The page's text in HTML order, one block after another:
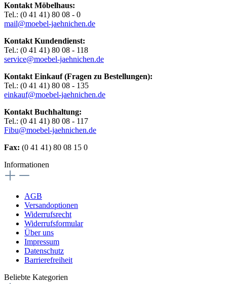
Kontakt Möbelhaus:
Tel.: (0 41 41) 80 08 - 0
mail@moebel-jaehnichen.de
Kontakt Kundendienst:
Tel.: (0 41 41) 80 08 - 118
service@moebel-jaehnichen.de
Kontakt Einkauf (Fragen zu Bestellungen):
Tel.: (0 41 41) 80 08 - 135
einkauf@moebel-jaehnichen.de
Kontakt Buchhaltung:
Tel.: (0 41 41) 80 08 - 117
Fibu@moebel-jaehnichen.de
Fax: (0 41 41) 80 08 15 0
Informationen
AGB
Versandoptionen
Widerrufsrecht
Widerrufsformular
Über uns
Impressum
Datenschutz
Barrierefreiheit
Beliebte Kategorien